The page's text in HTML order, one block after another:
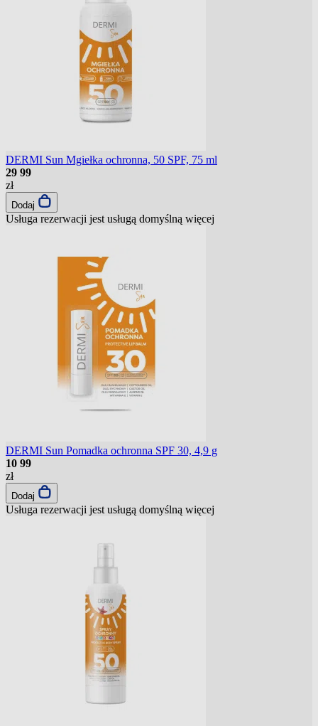
DERMI Sun Mgiełka ochronna, 50 SPF, 75 ml
29 99
zł
Dodaj
Usługa rezerwacji jest usługą domyślną więcej
DERMI Sun Pomadka ochronna SPF 30, 4,9 g
10 99
zł
Dodaj
Usługa rezerwacji jest usługą domyślną więcej